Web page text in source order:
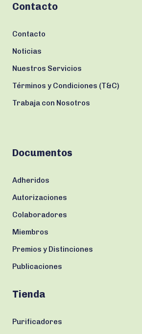
Contacto
Contacto
Noticias
Nuestros Servicios
Términos y Condiciones (T&C)
Trabaja con Nosotros
Documentos
Adheridos
Autorizaciones
Colaboradores
Miembros
Premios y Distinciones
Publicaciones
Tienda
Purificadores